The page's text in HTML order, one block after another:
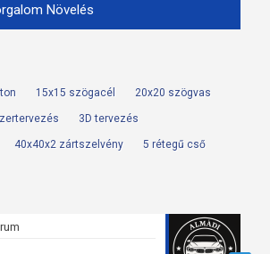
Növelés
15x15 szögacél 20x20 szögvas
3D tervezés
40x40x2 zártszelvény 5 rétegű cső